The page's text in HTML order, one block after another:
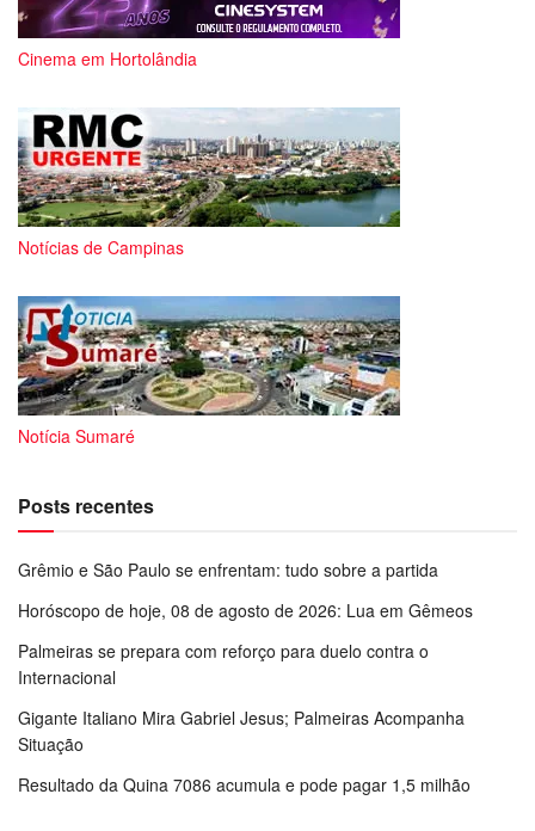
Cinema em Hortolândia
Notícias de Campinas
Notícia Sumaré
Posts recentes
Grêmio e São Paulo se enfrentam: tudo sobre a partida
Horóscopo de hoje, 08 de agosto de 2026: Lua em Gêmeos
Palmeiras se prepara com reforço para duelo contra o
Internacional
Gigante Italiano Mira Gabriel Jesus; Palmeiras Acompanha
Situação
Resultado da Quina 7086 acumula e pode pagar 1,5 milhão